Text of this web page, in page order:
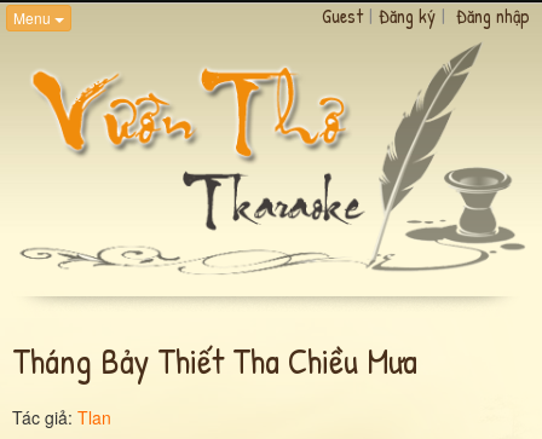
Menu Guest | Đăng ký | Đăng nhập
Tháng Bảy Thiết Tha Chiều Mưa
Tác giả: Tlan